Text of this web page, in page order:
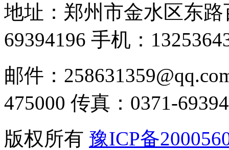
地址：郑州市金水区东
69394196 手机：
邮件：
475000 传真：0371-
版权所有 豫ICP备